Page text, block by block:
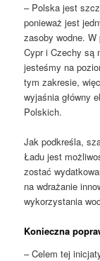
– Polska jest
ponieważ jest
zasoby wodne.
Cypr i Czechy są
jesteśmy na
tym zakresie,
wyjaśnia główny
Polskich.
Jak podkreśla,
Ładu jest
zostać
na wdrażanie
wykorzystania
Konieczna
– Celem tej